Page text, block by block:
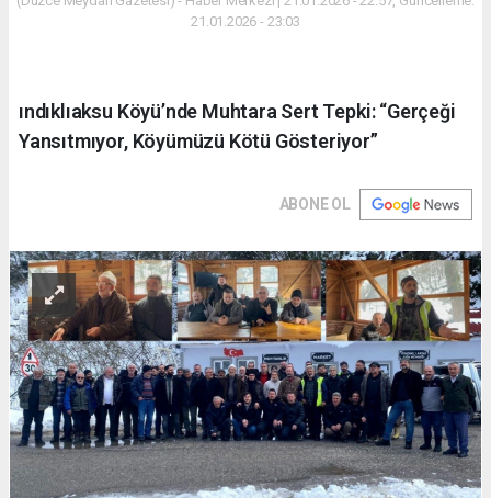
21.01.2026 - 23:03
ındıklıaksu Köyü’nde Muhtara Sert Tepki: “Gerçeği
Yansıtmıyor, Köyümüzü Kötü Gösteriyor”
ABONE OL